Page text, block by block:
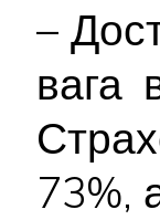
–
вага
73%,